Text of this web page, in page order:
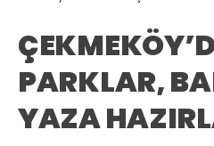
PARKLAR,
YAZA